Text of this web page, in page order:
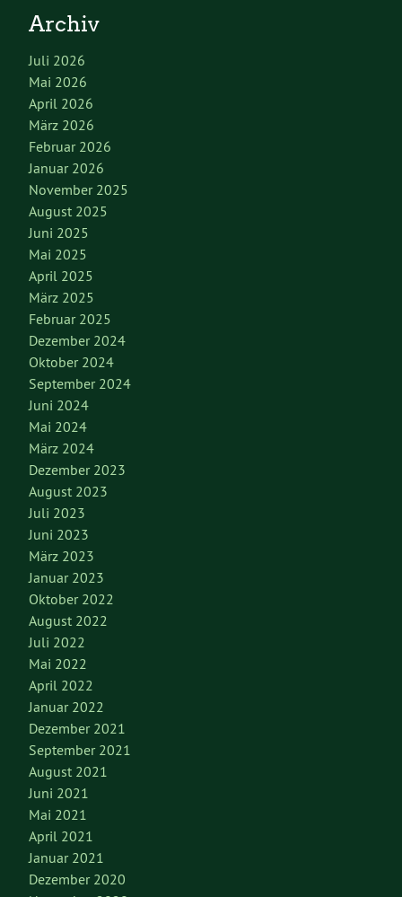
Archiv
Juli 2026
Mai 2026
April 2026
März 2026
Februar 2026
Januar 2026
November 2025
August 2025
Juni 2025
Mai 2025
April 2025
März 2025
Februar 2025
Dezember 2024
Oktober 2024
September 2024
Juni 2024
Mai 2024
März 2024
Dezember 2023
August 2023
Juli 2023
Juni 2023
März 2023
Januar 2023
Oktober 2022
August 2022
Juli 2022
Mai 2022
April 2022
Januar 2022
Dezember 2021
September 2021
August 2021
Juni 2021
Mai 2021
April 2021
Januar 2021
Dezember 2020